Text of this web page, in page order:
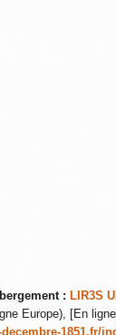
: LIR3S
Europe), [En
1851.fr/